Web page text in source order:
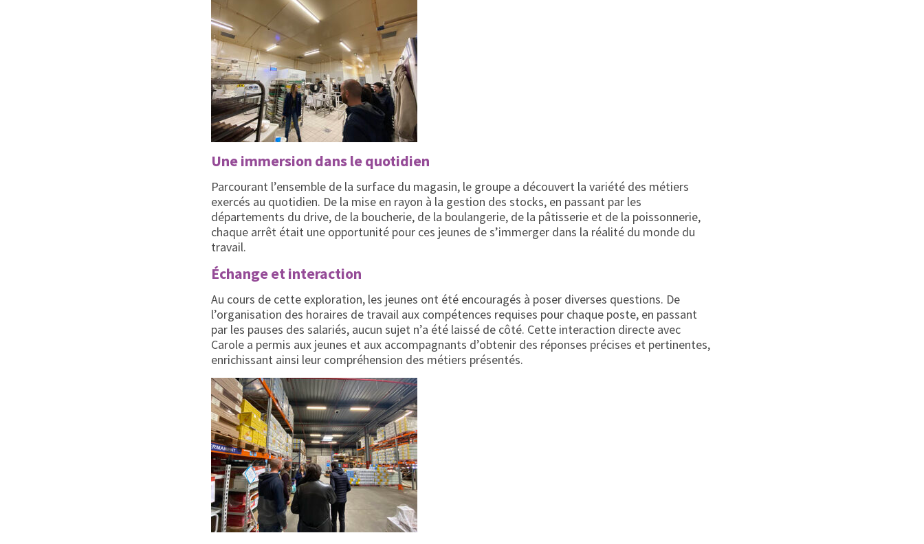
Une immersion dans le quotidien
Parcourant l’ensemble de la surface du magasin, le groupe a découvert la variété des métiers
exercés au quotidien. De la mise en rayon à la gestion des stocks, en passant par les
départements du drive, de la boucherie, de la boulangerie, de la pâtisserie et de la poissonnerie,
chaque arrêt était une opportunité pour ces jeunes de s’immerger dans la réalité du monde du
travail.
Échange et interaction
Au cours de cette exploration, les jeunes ont été encouragés à poser diverses questions. De
l’organisation des horaires de travail aux compétences requises pour chaque poste, en passant
par les pauses des salariés, aucun sujet n’a été laissé de côté. Cette interaction directe avec
Carole a permis aux jeunes et aux accompagnants d’obtenir des réponses précises et pertinentes,
enrichissant ainsi leur compréhension des métiers présentés.